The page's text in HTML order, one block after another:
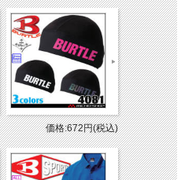
価格:672円(税込)